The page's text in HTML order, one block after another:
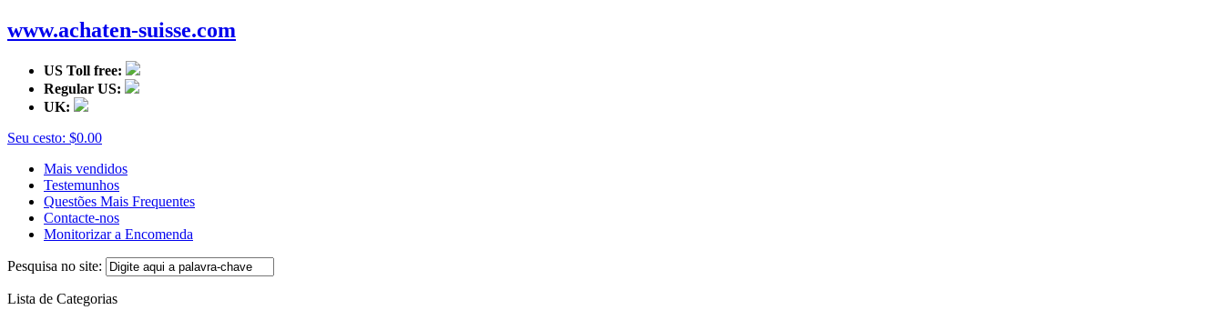
www.achaten-suisse.com
US Toll free:
Regular US:
UK:
Seu cesto: $0.00
Mais vendidos
Testemunhos
Questões Mais Frequentes
Contacte-nos
Monitorizar a Encomenda
Pesquisa no site:
Lista de Categorias